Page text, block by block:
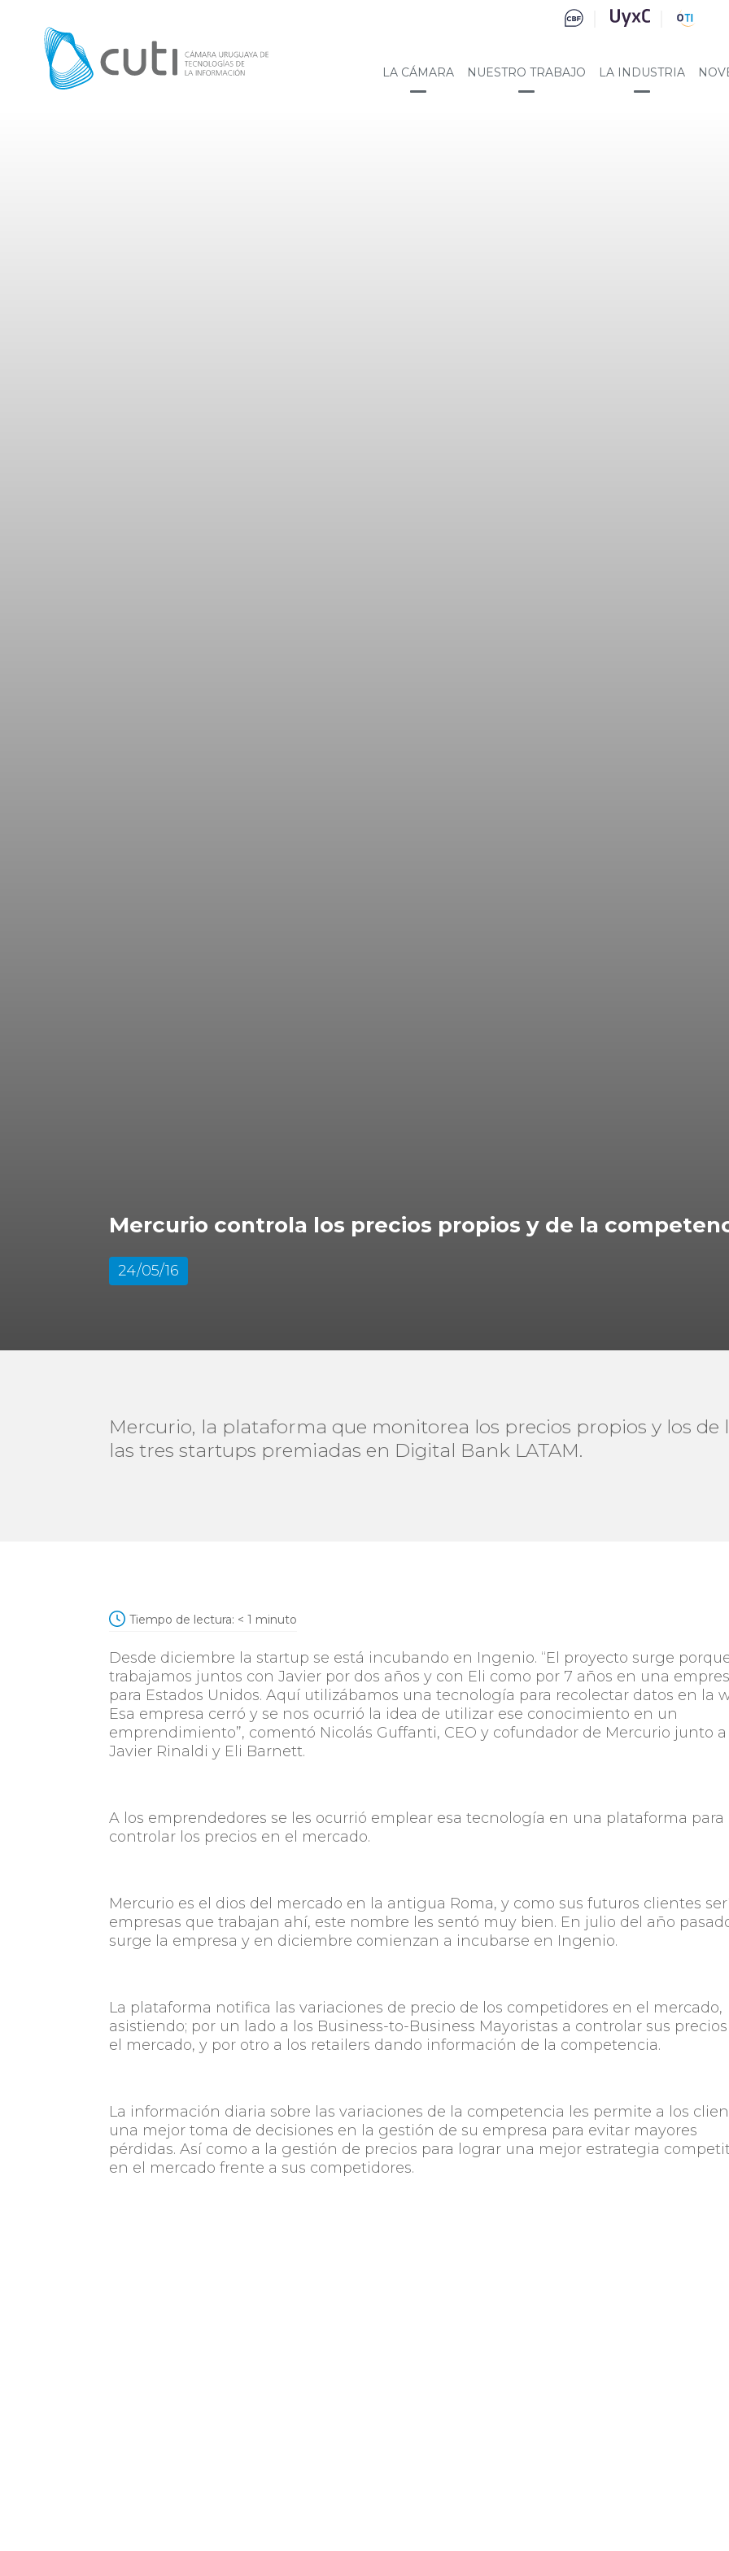
LA CÁMARA NUESTRO TRABAJO LA INDUSTRIA
Mercurio controla los precios propios y de la
24/05/16
Mercurio, la plataforma que monitorea los precios propios y los de
las tres startups premiadas en Digital Bank LATAM.
Tiempo de lectura: < 1 minuto
Desde diciembre la startup se está incubando en Ingenio. “El proyecto surge
trabajamos juntos con Javier por dos años y con Eli como por 7 años en una
para Estados Unidos. Aquí utilizábamos una tecnología para recolectar datos en la
Esa empresa cerró y se nos ocurrió la idea de utilizar ese conocimiento en un
emprendimiento”, comentó Nicolás Guffanti, CEO y cofundador de Mercurio junto a
Javier Rinaldi y Eli Barnett.
A los emprendedores se les ocurrió emplear esa tecnología en una plataforma para
controlar los precios en el mercado.
Mercurio es el dios del mercado en la antigua Roma, y como sus futuros clientes
empresas que trabajan ahí, este nombre les sentó muy bien. En julio del año
surge la empresa y en diciembre comienzan a incubarse en Ingenio.
La plataforma notifica las variaciones de precio de los competidores en el mercado,
asistiendo; por un lado a los Business-to-Business Mayoristas a controlar sus
el mercado, y por otro a los retailers dando información de la competencia.
La información diaria sobre las variaciones de la competencia les permite a los
una mejor toma de decisiones en la gestión de su empresa para evitar mayores
pérdidas. Así como a la gestión de precios para lograr una mejor estrategia
en el mercado frente a sus competidores.